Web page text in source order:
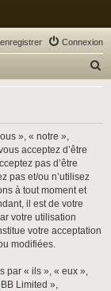
Connexion
h
», « notre »,
acceptez d’être
pas d’être
pas et/ou n’utilisez
à tout moment et
il est de votre
votre utilisation
votre acceptation
modifiées.
par « ils », « eux »,
Limited »,